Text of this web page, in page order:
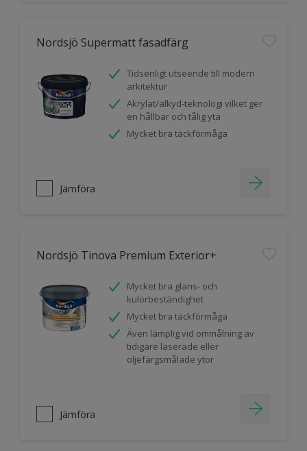
Nordsjö Supermatt fasadfärg
Tidsenligt utseende till modern
arkitektur
Akrylat/alkyd-teknologi vilket ger
en hållbar och tålig yta
Mycket bra täckförmåga
Jämföra
Nordsjö Tinova Premium Exterior+
Mycket bra glans- och
kulörbeständighet
Mycket bra täckförmåga
Även lämplig vid ommålning av
tidigare laserade eller
oljefärgsmålade ytor
Jämföra